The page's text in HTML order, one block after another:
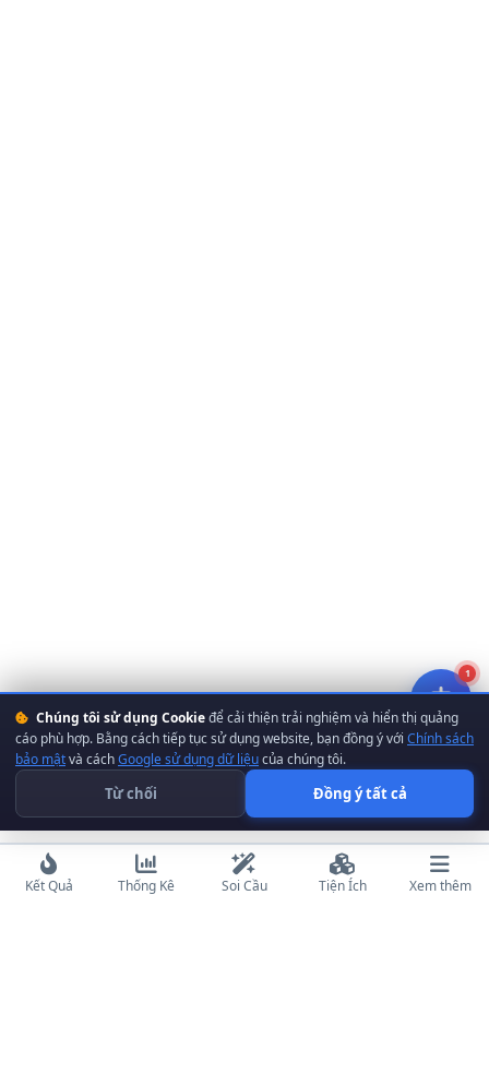
Kết Quả Thống Kê Soi Cầu Tiện Ích Xem thêm
1
Chúng tôi sử dụng Cookieđể cải thiện trải nghiệm và hiển thị quảng
cáo phù hợp. Bằng cách tiếp tục sử dụng website, bạn đồng ý với Chính sách
bảo mậtvà cáchGoogle sử dụng dữ liệucủa chúng tôi.
Từ chối Đồng ý tất cả